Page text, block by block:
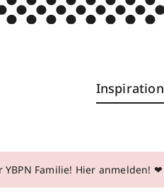
Inspiration
Familie! Hier anmelden! ❤